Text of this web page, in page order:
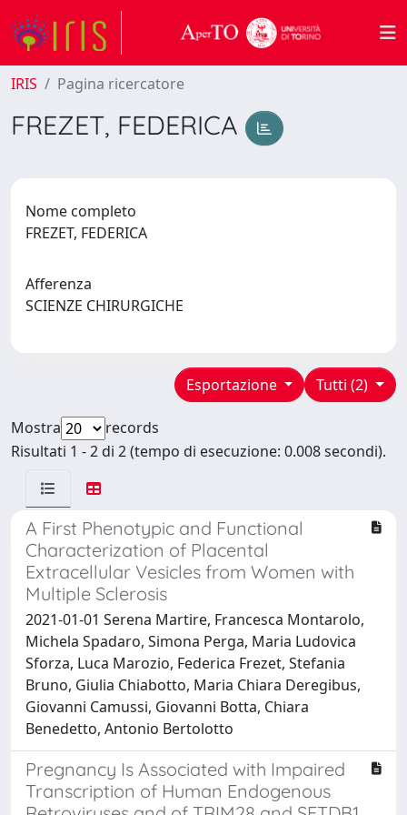
IRIS Pagina ricercatore
FREZET, FEDERICA
Nome completo
FREZET, FEDERICA
Afferenza
SCIENZE CHIRURGICHE
Tutti (2)
Esportazione
Mostra
records
Risultati 1 - 2 di 2 (tempo di esecuzione: 0.008 secondi).
A First Phenotypic and Functional
Characterization of Placental
Extracellular Vesicles from Women with
Multiple Sclerosis
2021-01-01 Serena Martire, Francesca Montarolo,
Michela Spadaro, Simona Perga, Maria Ludovica
Sforza, Luca Marozio, Federica Frezet, Stefania
Bruno, Giulia Chiabotto, Maria Chiara Deregibus,
Giovanni Camussi, Giovanni Botta, Chiara
Benedetto, Antonio Bertolotto
Pregnancy Is Associated with Impaired
Transcription of Human Endogenous